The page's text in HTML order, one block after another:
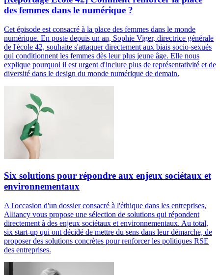
des femmes dans le numérique ?
Cet épisode est consacré à la place des femmes dans le monde
numérique. En poste depuis un an, Sophie Viger, directrice générale
de l'école 42, souhaite s'attaquer directement aux biais socio-sexués
qui conditionnent les femmes dès leur plus jeune âge. Elle nous
explique pourquoi il est urgent d'inclure plus de représentativité et de
diversité dans le design du monde numérique de demain.
Six solutions pour répondre aux enjeux sociétaux et
environnementaux
A l'occasion d'un dossier consacré à l'éthique dans les entreprises,
Alliancy vous propose une sélection de solutions qui répondent
directement à des enjeux sociétaux et environnementaux. Au total,
six start-up qui ont décidé de mettre du sens dans leur démarche, de
proposer des solutions concrètes pour renforcer les politiques RSE
des entreprises.